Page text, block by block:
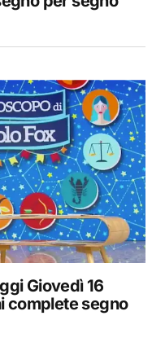
Giovedì 16
complete segno